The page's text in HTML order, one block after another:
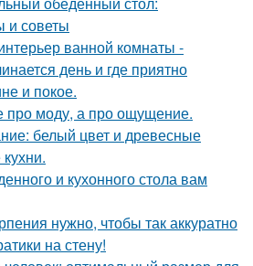
и советы
ванной комнаты -
день и где приятно
и покое.
про моду, а про ощущение.
белый цвет и древесные
и кухонного стола вам
нужно, чтобы так аккуратно
на стену!